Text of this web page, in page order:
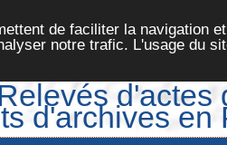
de faciliter la navigation
notre trafic. L'usage du
d'actes
d'archives en